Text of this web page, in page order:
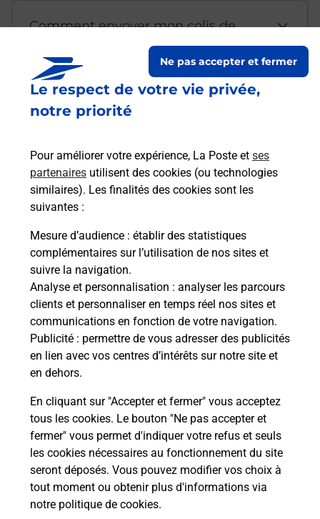
Le respect de votre vie privée,
notre priorité
Pour améliorer votre expérience, La Poste et ses
partenaires utilisent des cookies (ou technologies
similaires). Les finalités des cookies sont les
suivantes :
Mesure d’audience : établir des statistiques
complémentaires sur l’utilisation de nos sites et
suivre la navigation.
Analyse et personnalisation : analyser les parcours
clients et personnaliser en temps réel nos sites et
communications en fonction de votre navigation.
Publicité : permettre de vous adresser des publicités
en lien avec vos centres d’intérêts sur notre site et
en dehors.
En cliquant sur "Accepter et fermer" vous acceptez
tous les cookies. Le bouton "Ne pas accepter et
fermer" vous permet d'indiquer votre refus et seuls
les cookies nécessaires au fonctionnement du site
seront déposés. Vous pouvez modifier vos choix à
tout moment ou obtenir plus d'informations via
notre politique de cookies.
Ne pas accepter et fermer
Comment envoyer mon colis de
Est-il possible d’acheter un
emballage directement depuis un
Comment demander une
modification de livraison ?
Comment La Poste participe-t-elle
à votre sécurité au quotidien ?
Puis-je passer mon code de la route
avec La Poste et sous quelles
conditions ?
Localiser Liste Moselle MAXSTADT